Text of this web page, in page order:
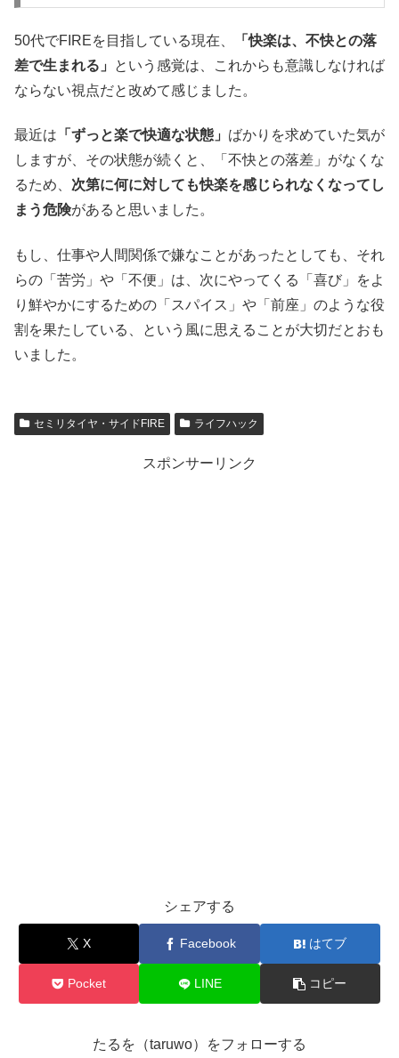
50代でFIREを目指している現在、
「快楽は、不快との落
差で生まれる」
という感覚は、これからも意識しなければ
ならない視点だと改めて感じました。
最近は 「ずっと楽で快適な状態」 ばかりを求めていた気が
しますが、その状態が続くと、「不快との落差」がなくな
るため、 次第に何に対しても快楽を感じられなくなってし
まう危険があると思いました。
もし、仕事や人間関係で嫌なことがあったとしても、それ
らの「苦労」や「不便」は、次にやってくる「喜び」をよ
り鮮やかにするための「スパイス」や「前座」のような役
割を果たしている、という風に思えることが大切だとおも
いました。
セミリタイヤ・サイドFIRE ライフハック
スポンサーリンク
シェアする
X Facebook はてブ
Pocket LINE コピー
たるを（taruwo）をフォローする